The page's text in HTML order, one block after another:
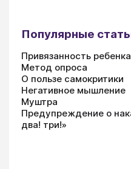
Популярные
Привязанность
Метод опроса
О пользе самокритики
Негативное мышление
Муштра
Предупреждение о
два! три!»